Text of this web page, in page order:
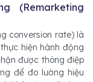
(Remarketing
conversion rate) là
hiện hành động
được thông điệp
để đo lường hiệu